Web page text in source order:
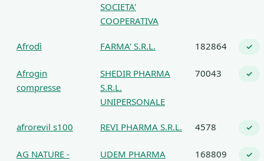
SOCIETA'
COOPERATIVA
Afrodì FARMA' S.R.L. 182864 ✓
Afrogin
compresse
SHEDIR PHARMA
S.R.L.
UNIPERSONALE
70043 ✓
afrorevil s100 REVI PHARMA S.R.L. 4578 ✓
AG NATURE -
UDEM PHARMA
168809 ✓